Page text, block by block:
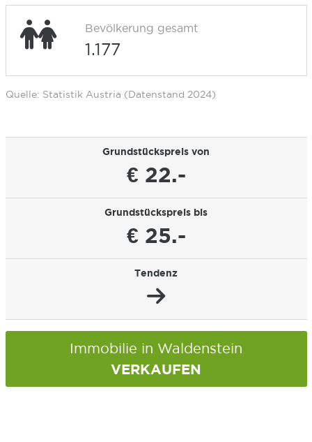
Bevölkerung gesamt
1.177
Quelle: Statistik Austria (Datenstand 2024)
Grundstückspreis von
€ 22.-
Grundstückspreis bis
€ 25.-
Tendenz
Immobilie in Waldenstein
VERKAUFEN